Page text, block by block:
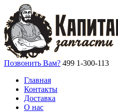
Позвонить Вам? 499 1-300-113
Главная
Контакты
Доставка
О нас